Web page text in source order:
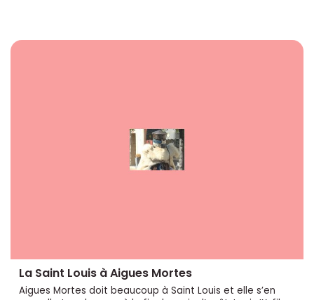
La Saint Louis à Aigues Mortes
Aigues Mortes doit beaucoup à Saint Louis et elle s’en